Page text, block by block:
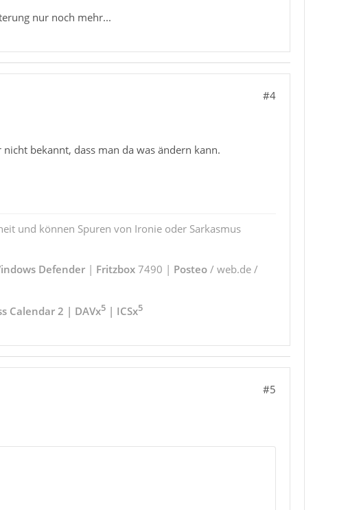
nur noch mehr...
#4
bekannt, dass man da was ändern kann.
und können Spuren von Ironie oder Sarkasmus
Defender| Fritzbox7490 | Posteo/ web.de /
Calendar 2 | DAVx5| ICSx5
#5